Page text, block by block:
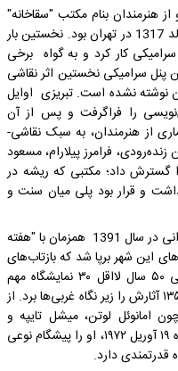
هنرمندان بنام مکتب "سقاخانه"
در سن 79 سالگی در لندن درگذشت. او متولد 1317 در تهران بود. نخستین بار
سرامیکی کار کرد و به گواه برخی
پنل سرامیکی نخستین اثر نقاشی
نشده است. تبریزی اوایل
خوش‌نویسی را فراگرفت و پس از آن
از هنرمندان، به سبک نقاشی-
فرامرز پیلارام، مسعود
گسترش داد؛ مکتبی که ریشه در
و قرار بود پلی میان سنت و
آخرین نمایشگاه خارجی این هنرمند شهیر ایرانی در سال 1391 همزمان با "هفته
این شهر برپا شد که بازتاب‌های
متفاوتی در جهان داشته است .تبریزی طی ۵۰ سال لااقل ۳۰ نمایشگاه مهم
انفرادی و گروهی برپا کرد. او اول بار سال ۱۳۵۱ آثارش را زیر نگاه غربی‌ها برد. از‌‌
امانوئل لوتن، میشل تایپه و
دیگران را برانگیخت. روزنامه لوموند در شماره ۱۹ آوریل ۱۹۷۲، او را پیشگام نوعی
قدرتمندی دارد.